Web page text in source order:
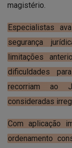
magistério.
Especialistas
segurança
limitações
dificuldades
recorriam ao
consideradas
Com aplicação
ordenamento